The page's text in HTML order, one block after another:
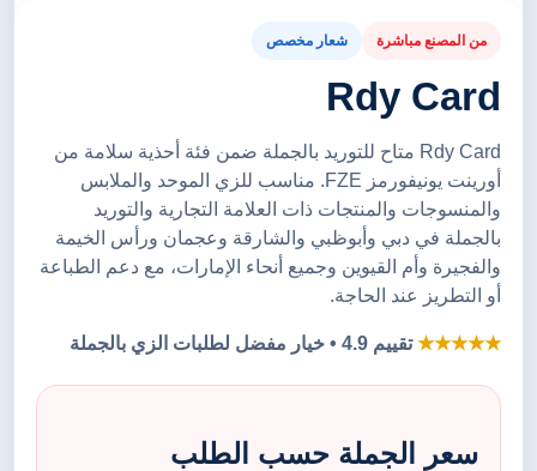
من المصنع مباشرة شعار مخصص
Rdy Card
Rdy Card متاح للتوريد بالجملة ضمن فئة أحذية سلامة من
أورينت يونيفورمز FZE. مناسب للزي الموحد والملابس
والمنسوجات والمنتجات ذات العلامة التجارية والتوريد
بالجملة في دبي وأبوظبي والشارقة وعجمان ورأس الخيمة
والفجيرة وأم القيوين وجميع أنحاء الإمارات، مع دعم الطباعة
أو التطريز عند الحاجة.
★★★★★تقييم 4.9 • خيار مفضل لطلبات الزي بالجملة
سعر الجملة حسب الطلب